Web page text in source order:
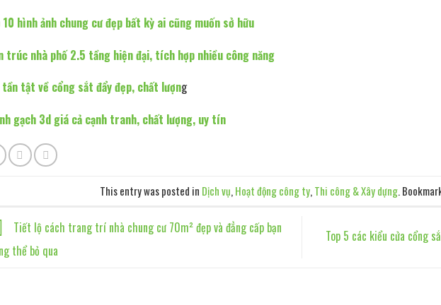
10 hình ảnh chung cư đẹp bất kỳ ai cũng muốn sở hữu
trúc nhà phố 2.5 tầng hiện đại, tích hợp nhiều công năng
tật về cổng sắt đẩy đẹp, chất lượng
gạch 3d giá cả cạnh tranh, chất lượng, uy tín
This entry was posted in Dịch vụ,Hoạt động công ty,Thi công & Xây dựng.
Tiết lộ cách trang trí nhà chung cư 70m² đẹp và đẳng cấp bạn
thể bỏ qua
Top 5 các kiểu cửa cổng